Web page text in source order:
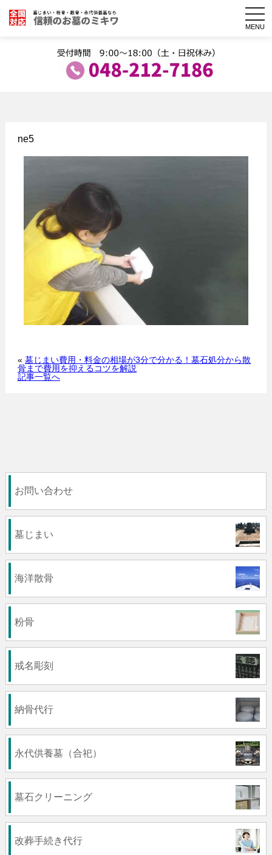
MENU
ne5
« 墓じまい費用・料金の相場が3分で分かる！墓石処分から散
骨まで費用を抑えるコツを解説
記事一覧へ
お問い合わせ
墓じまい
海洋散骨
粉骨
戒名彫刻
納骨代行
永代供養墓（合祀）
墓石クリーニング
改葬手続き代行